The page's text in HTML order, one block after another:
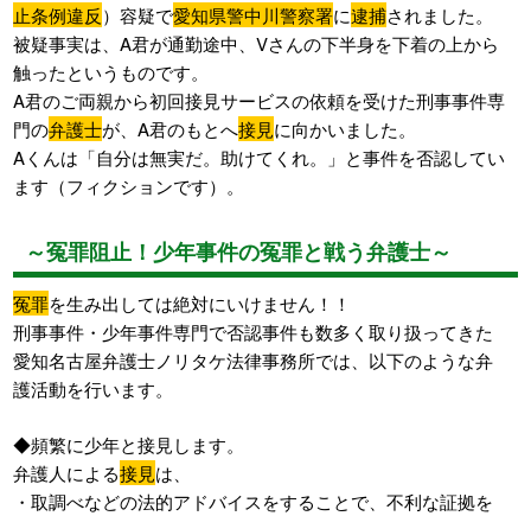
止条例違反）容疑で愛知県警中川警察署に逮捕されました。
被疑事実は、A君が通勤途中、Vさんの下半身を下着の上から
触ったというものです。
A君のご両親から初回接見サービスの依頼を受けた刑事事件専
門の弁護士が、A君のもとへ接見に向かいました。
Aくんは「自分は無実だ。助けてくれ。」と事件を否認してい
ます（フィクションです）。
～冤罪阻止！少年事件の冤罪と戦う弁護士～
冤罪を生み出しては絶対にいけません！！
刑事事件・少年事件専門で否認事件も数多く取り扱ってきた
愛知名古屋弁護士ノリタケ法律事務所では、以下のような弁
護活動を行います。
◆頻繁に少年と接見します。
弁護人による接見は、
・取調べなどの法的アドバイスをすることで、不利な証拠を